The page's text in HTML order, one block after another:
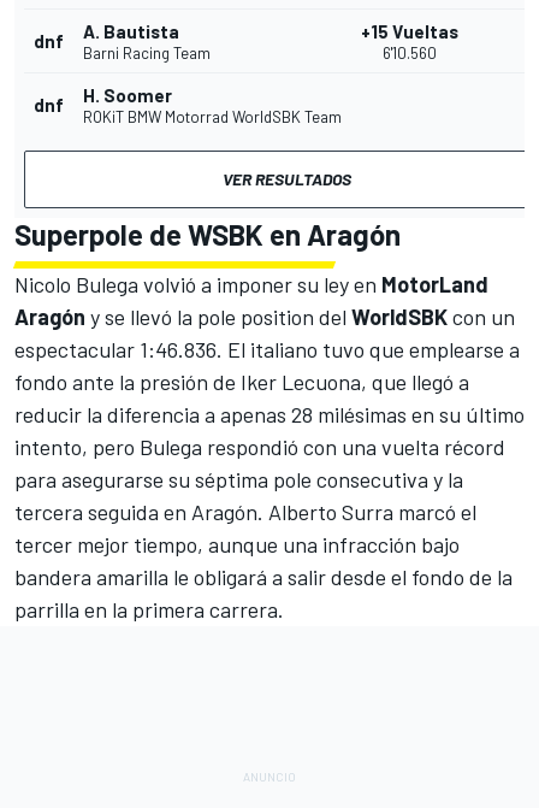
dnf A. Bautista
Barni Racing Team
+15 Vueltas
6'10.560
dnf H. Soomer
ROKiT BMW Motorrad WorldSBK Team
VER RESULTADOS
Superpole de WSBK en Aragón
Nicolo Bulega volvió a imponer su ley en MotorLand
Aragón y se llevó la pole position del WorldSBKcon un
espectacular 1:46.836. El italiano tuvo que emplearse a
fondo ante la presión de Iker Lecuona, que llegó a
reducir la diferencia a apenas 28 milésimas en su último
intento, pero Bulega respondió con una vuelta récord
para asegurarse su séptima pole consecutiva y la
tercera seguida en Aragón. Alberto Surra marcó el
tercer mejor tiempo, aunque una infracción bajo
bandera amarilla le obligará a salir desde el fondo de la
parrilla en la primera carrera.